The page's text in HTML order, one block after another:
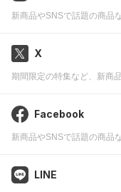
新商品やSNSで話題の商品
X
期間限定の特集など、新商
Facebook
新商品やSNSで話題の商品
LINE